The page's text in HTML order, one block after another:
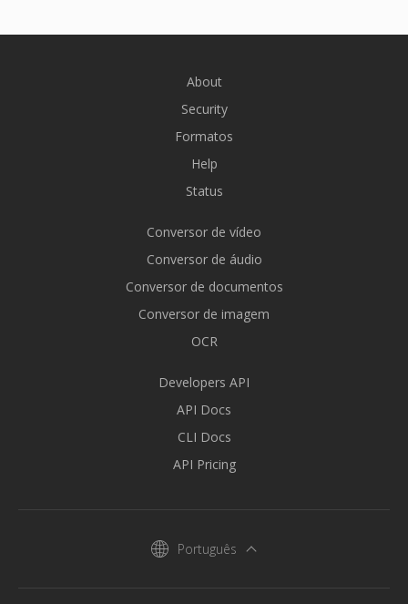
About
Security
Formatos
Help
Status
Conversor de vídeo
Conversor de áudio
Conversor de documentos
Conversor de imagem
OCR
Developers API
API Docs
CLI Docs
API Pricing
Português